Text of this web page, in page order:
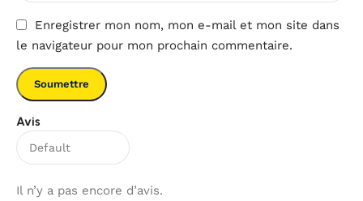
Avis
Il n’y a pas encore d’avis.
Enregistrer mon nom, mon e-mail et mon site dans
le navigateur pour mon prochain commentaire.